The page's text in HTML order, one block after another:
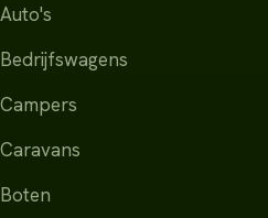
Auto's
Bedrijfswagens
Campers
Caravans
Boten